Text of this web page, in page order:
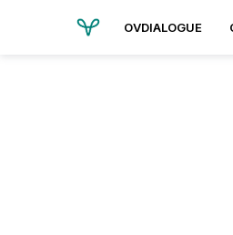
OVDIALOGUE